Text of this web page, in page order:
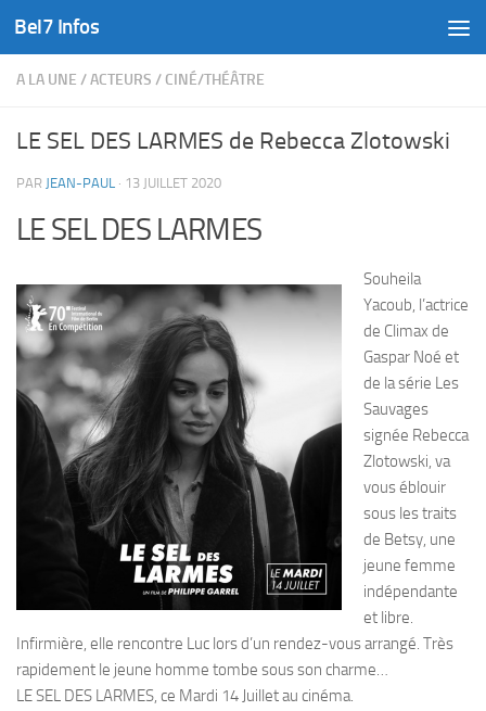
Skip to content
Bel7 Infos
A LA UNE /ACTEURS / CINÉ/THÉÂTRE
LE SEL DES LARMES de Rebecca Zlotowski
PAR JEAN-PAUL · 13 JUILLET 2020
LE SEL DES LARMES
Souheila
Yacoub, l’actrice
de Climax de
Gaspar Noé et
de la série Les
Sauvages
signée Rebecca
Zlotowski, va
vous éblouir
sous les traits
de Betsy, une
jeune femme
indépendante
et libre.
Infirmière, elle rencontre Luc lors d’un rendez-vous arrangé. Très
rapidement le jeune homme tombe sous son charme…
LE SEL DES LARMES, ce Mardi 14 Juillet au cinéma.